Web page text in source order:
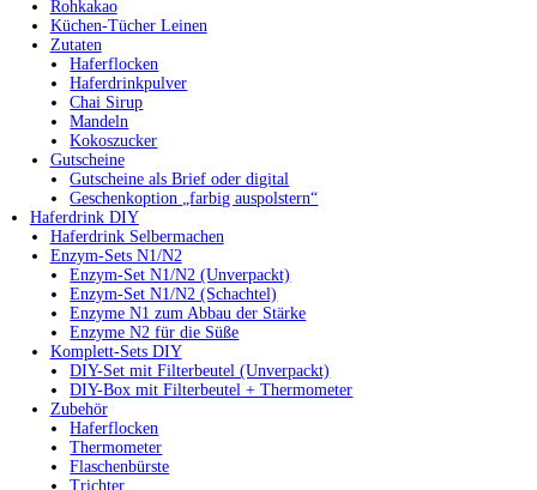
Rohkakao
Küchen-Tücher Leinen
Zutaten
Haferflocken
Haferdrinkpulver
Chai Sirup
Mandeln
Kokoszucker
Gutscheine
Gutscheine als Brief oder digital
Geschenkoption „farbig auspolstern“
Haferdrink DIY
Haferdrink Selbermachen
Enzym-Sets N1/N2
Enzym-Set N1/N2 (Unverpackt)
Enzym-Set N1/N2 (Schachtel)
Enzyme N1 zum Abbau der Stärke
Enzyme N2 für die Süße
Komplett-Sets DIY
DIY-Set mit Filterbeutel (Unverpackt)
DIY-Box mit Filterbeutel + Thermometer
Zubehör
Haferflocken
Thermometer
Flaschenbürste
Trichter